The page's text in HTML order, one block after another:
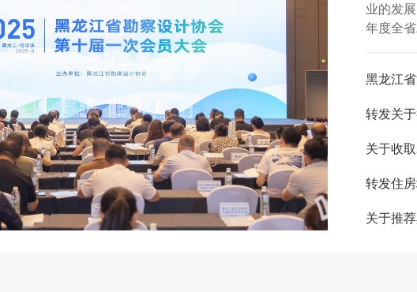
“双碳”目标下发展探索专题讲座顺利召开
发文进一步规范招标投标主体行为
达标表彰工作协调小组印发《社会组织评比达标表彰活动管理办法》
城乡建设部关于公布第九批全国工程勘察设计大师名单的公告》
年全国建筑设计创新创优大会在福州成功召开》
业的发
年度全
黑龙江
转发关
关于收
转发住
关于推